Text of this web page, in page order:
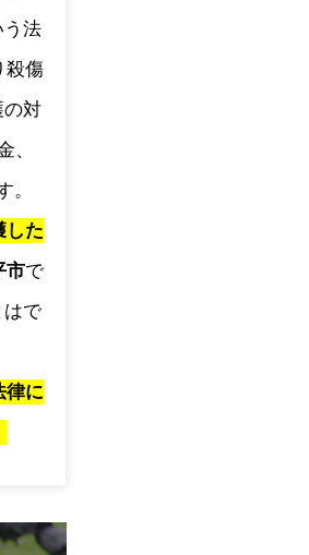
う法
殺傷
の対
、
。
した
市で
はで
律に